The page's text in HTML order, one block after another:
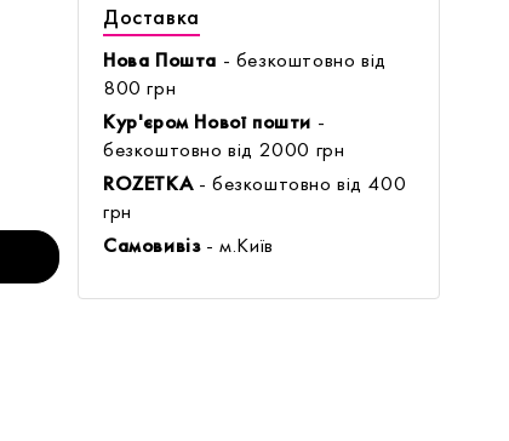
Доставка
Нова Пошта - безкоштовно від
800 грн
Кур'єром Нової пошти -
безкоштовно від 2000 грн
ROZETKA- безкоштовно від 400
грн
Самовивіз- м.Київ